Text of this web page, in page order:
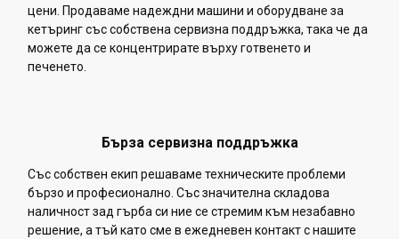
цени. Продаваме надеждни машини и оборудване за
кетъринг със собствена сервизна поддръжка, така че да
можете да се концентрирате върху готвенето и
печенето.
Бърза сервизна поддръжка
Със собствен екип решаваме техническите проблеми
бързо и професионално. Със значителна складова
наличност зад гърба си ние се стремим към незабавно
решение, а тъй като сме в ежедневен контакт с нашите